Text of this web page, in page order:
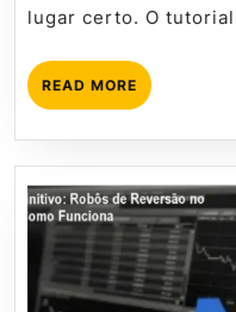
lugar certo. O tutorial
READ MORE READ
MORE